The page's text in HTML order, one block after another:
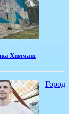
Химмаш
Город